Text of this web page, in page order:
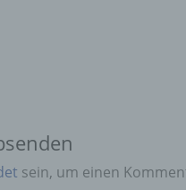
sein, um einen